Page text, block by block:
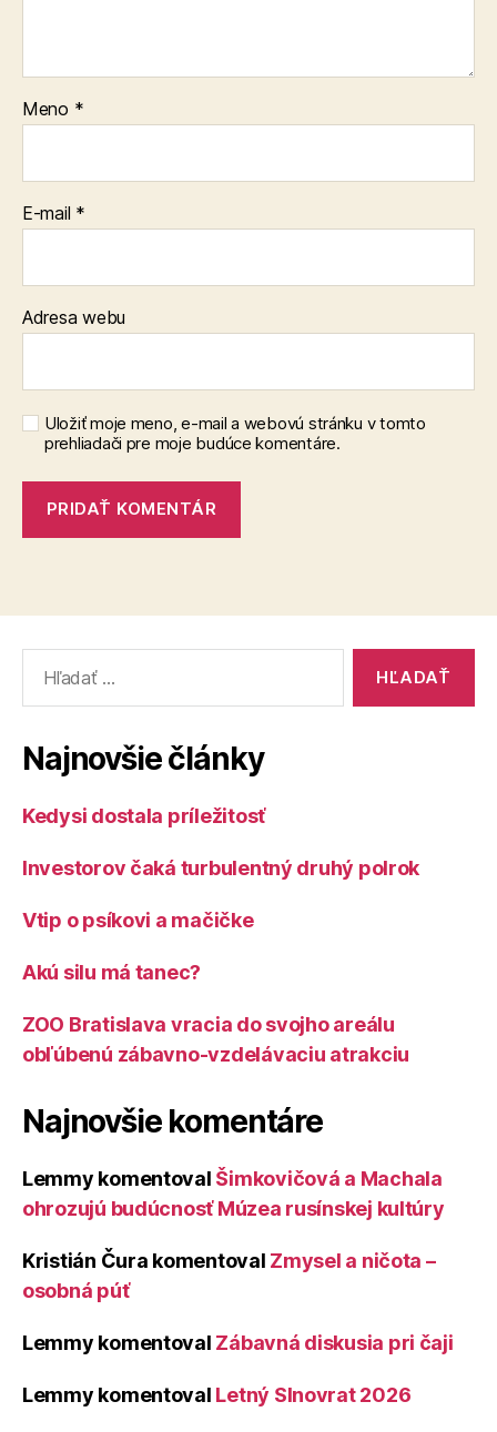
Meno *
E-mail *
Adresa webu
Uložiť moje meno, e-mail a webovú stránku v tomto
prehliadači pre moje budúce komentáre.
Najnovšie články
Kedysi dostala príležitosť
Investorov čaká turbulentný druhý polrok
Vtip o psíkovi a mačičke
Akú silu má tanec?
ZOO Bratislava vracia do svojho areálu
obľúbenú zábavno-vzdelávaciu atrakciu
Najnovšie komentáre
Lemmy komentoval Šimkovičová a Machala
ohrozujú budúcnosť Múzea rusínskej kultúry
Kristián Čura komentoval Zmysel a ničota –
osobná púť
Lemmy komentoval Zábavná diskusia pri čaji
Lemmy komentoval Letný Slnovrat 2026